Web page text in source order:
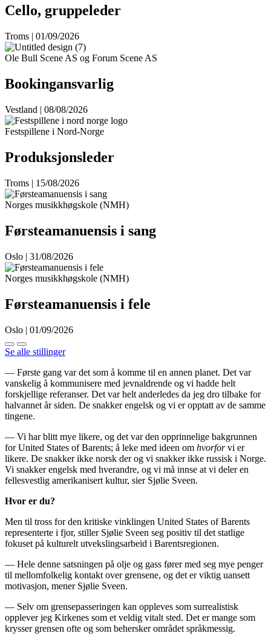
Cello, gruppeleder
Troms | 01/09/2026
Ole Bull Scene AS og Forum Scene AS
Bookingansvarlig
Vestland | 08/08/2026
Festspillene i Nord-Norge
Produksjonsleder
Troms | 15/08/2026
Norges musikkhøgskole (NMH)
Førsteamanuensis i sang
Oslo | 31/08/2026
Norges musikkhøgskole (NMH)
Førsteamanuensis i fele
Oslo | 01/09/2026
Se alle stillinger
— Første gang var det som å komme til en annen planet. Det var
vanskelig å kommunisere med jevnaldrende og vi hadde helt
forskjellige referanser. Det var helt anderledes da jeg dro tilbake for
halvannet år siden. De snakker engelsk og vi er opptatt av de samme
tingene.
— Vi har blitt mye likere, og det var den opprinnelige bakgrunnen
for United States of Barents; å leke med ideen om hvorforvi er
likere. De snakker ikke norsk der og vi snakker ikke russisk i Norge.
Vi snakker engelsk med hverandre, og vi må innse at vi deler en
fellesvestlig amerikanisert kultur, sier Sjølie Sveen.
Hvor er du?
Men til tross for den kritiske vinklingen United States of Barents
representerte i fjor, stiller Sjølie Sveen seg positiv til det statlige
fokuset på kulturelt utvekslingsarbeid i Barentsregionen.
— Hele denne satsningen på olje og gass fører med seg mye penger
til mellomfolkelig kontakt over grensene, og det er viktig uansett
motivasjon, mener Sjølie Sveen.
— Selv om grensepasseringen kan oppleves som surrealistisk
opplever jeg Kirkenes som et veldig vitalt sted. Det er mange som
krysser grensen ofte og som behersker området språkmessig.